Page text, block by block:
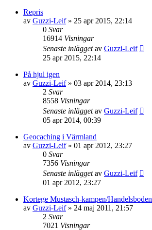
Repris
av Guzzi-Leif» 25 apr 2015, 22:14
0 Svar
16914 Visningar
Senaste inläggetav Guzzi-Leif
25 apr 2015, 22:14
På hjul igen
av Guzzi-Leif» 03 apr 2014, 23:13
2 Svar
8558 Visningar
Senaste inläggetav Guzzi-Leif
05 apr 2014, 00:39
Geocaching i Värmland
av Guzzi-Leif» 01 apr 2012, 23:27
0 Svar
7356 Visningar
Senaste inläggetav Guzzi-Leif
01 apr 2012, 23:27
Kortege Mustasch-kampen/Handelsboden
av Guzzi-Leif» 24 maj 2011, 21:57
2 Svar
7021 Visningar